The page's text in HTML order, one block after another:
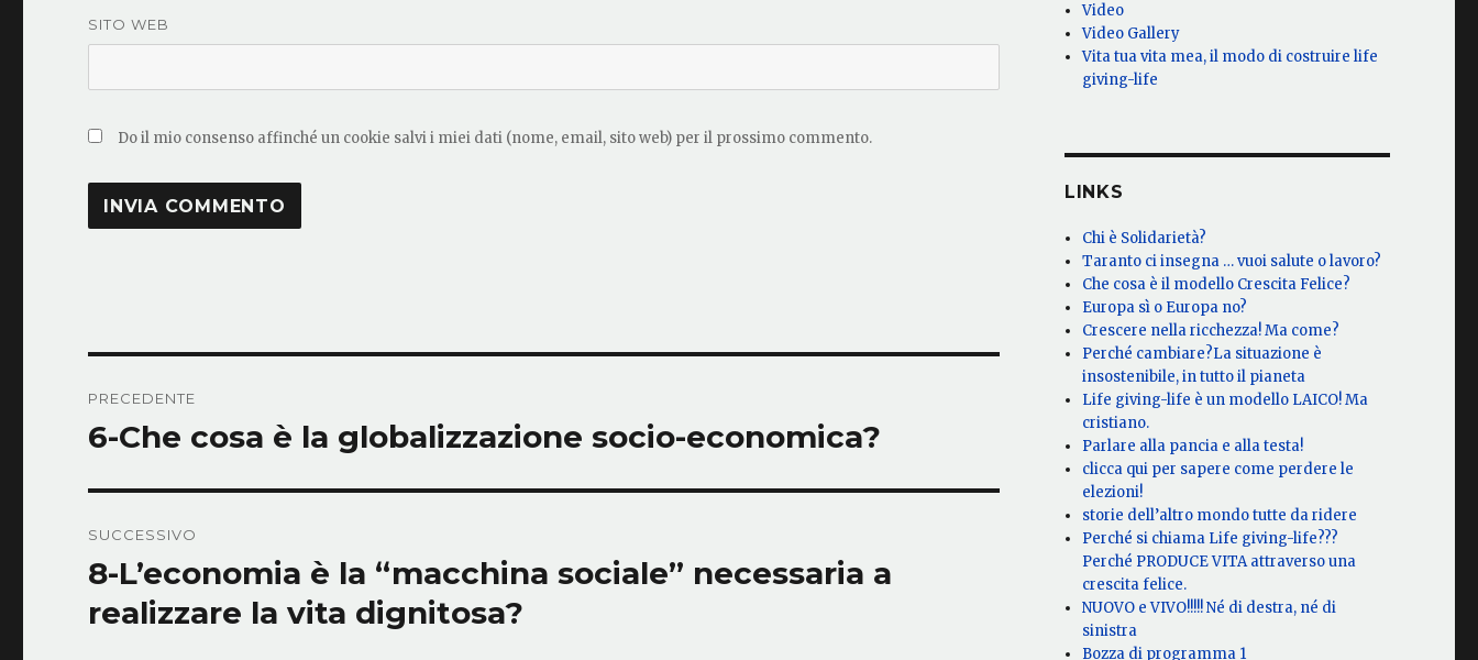
SITO WEB
Do il mio consenso affinché un cookie salvi i miei dati (nome, email, sito web) per il prossimo commento.
articoli
PRECEDENTE
Articolo
6-Che cosa è la globalizzazione socio-economica?
SUCCESSIVO
Articolo
successivo:
8-L’economia è la “macchina sociale” necessaria a
realizzare la vita dignitosa?
Video
Video Gallery
Vita tua vita mea, il modo di costruire life
giving-life
LINKS
Chi è Solidarietà?
Taranto ci insegna … vuoi salute o lavoro?
Che cosa è il modello Crescita Felice?
Europa sì o Europa no?
Crescere nella ricchezza! Ma come?
Perché cambiare?La situazione è
insostenibile, in tutto il pianeta
Life giving-life è un modello LAICO! Ma
cristiano.
Parlare alla pancia e alla testa!
clicca qui per sapere come perdere le
elezioni!
storie dell’altro mondo tutte da ridere
Perché si chiama Life giving-life???
Perché PRODUCE VITA attraverso una
crescita felice.
NUOVO e VIVO!!!!! Né di destra, né di
sinistra
Bozza di programma 1